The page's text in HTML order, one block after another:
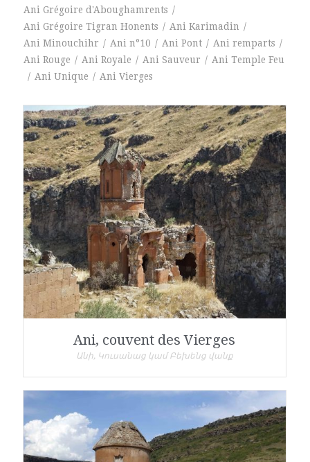
Ani Grégoire d'Aboughamrents /
Ani Grégoire Tigran Honents / Ani Karimadin /
Ani Minouchihr / Ani n°10 / Ani Pont / Ani remparts /
Ani Rouge / Ani Royale / Ani Sauveur / Ani Temple Feu
/ Ani Unique / Ani Vierges
Ani, couvent des Vierges
Անի, Կուսանաց կամ Բեխենց վանք